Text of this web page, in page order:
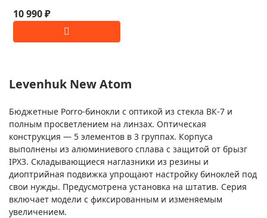
10 990 ₽
Levenhuk New Atom
Бюджетные Porro-бинокли с оптикой из стекла BК-7 и
полным просветлением на линзах. Оптическая
конструкция — 5 элементов в 3 группах. Корпуса
выполнены из алюминиевого сплава с защитой от брызг
IPX3. Складывающиеся наглазники из резины и
диоптрийная подвижка упрощают настройку биноклей под
свои нужды. Предусмотрена установка на штатив. Серия
включает модели с фиксированным и изменяемым
увеличением.